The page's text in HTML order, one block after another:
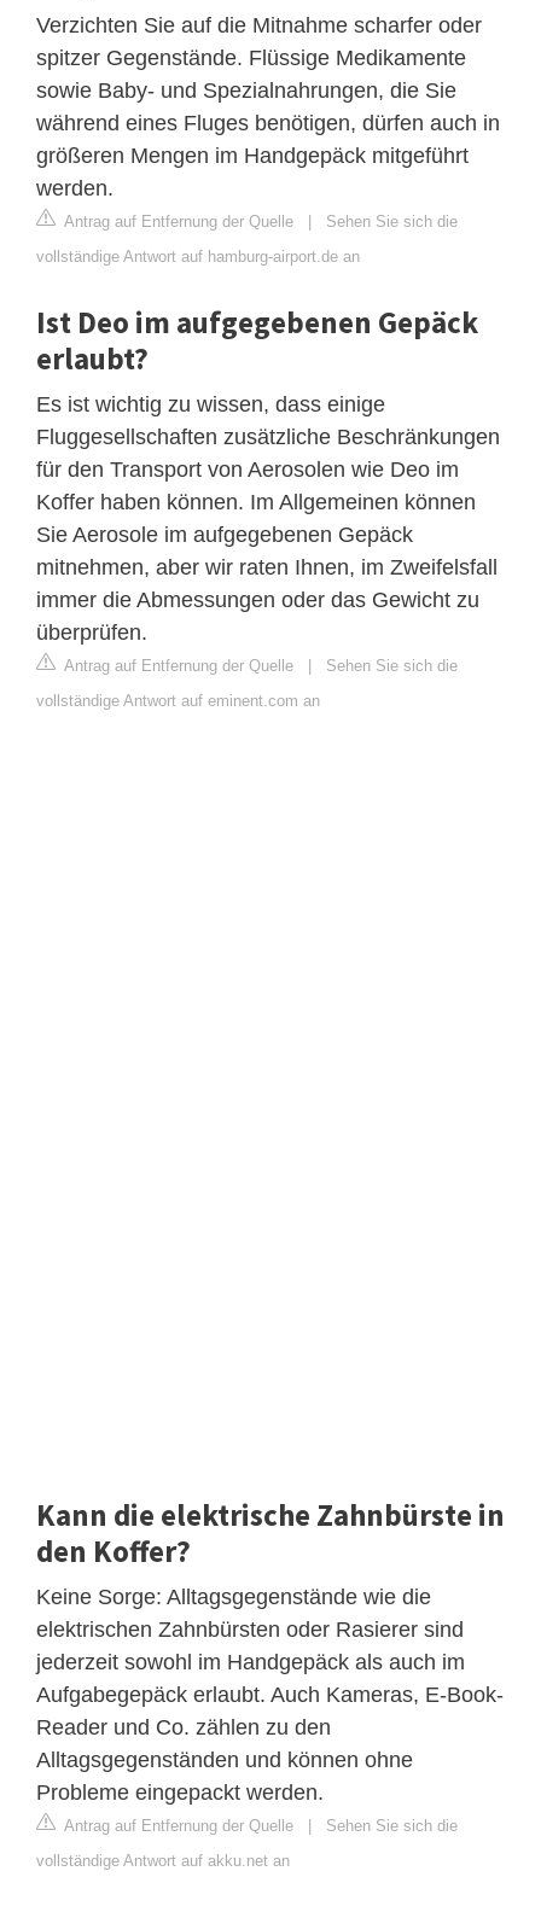
Verzichten Sie auf die Mitnahme scharfer oder
spitzer Gegenstände. Flüssige Medikamente
sowie Baby- und Spezialnahrungen, die Sie
während eines Fluges benötigen, dürfen auch in
größeren Mengen im Handgepäck mitgeführt
werden.
Antrag auf Entfernung der Quelle | Sehen Sie sich die
vollständige Antwort auf hamburg-airport.de an
Ist Deo im aufgegebenen Gepäck
erlaubt?
Es ist wichtig zu wissen, dass einige
Fluggesellschaften zusätzliche Beschränkungen
für den Transport von Aerosolen wie Deo im
Koffer haben können. Im Allgemeinen können
Sie Aerosole im aufgegebenen Gepäck
mitnehmen, aber wir raten Ihnen, im Zweifelsfall
immer die Abmessungen oder das Gewicht zu
überprüfen.
Antrag auf Entfernung der Quelle | Sehen Sie sich die
vollständige Antwort auf eminent.com an
Kann die elektrische Zahnbürste in
den Koffer?
Keine Sorge: Alltagsgegenstände wie die
elektrischen Zahnbürsten oder Rasierer sind
jederzeit sowohl im Handgepäck als auch im
Aufgabegepäck erlaubt. Auch Kameras, E-Book-
Reader und Co. zählen zu den
Alltagsgegenständen und können ohne
Probleme eingepackt werden.
Antrag auf Entfernung der Quelle | Sehen Sie sich die
vollständige Antwort auf akku.net an